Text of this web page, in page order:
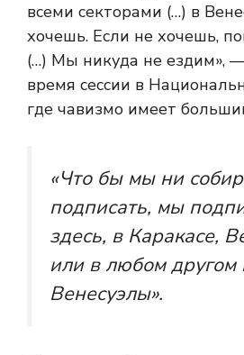
всеми секторами (…) в
хочешь. Если не хочешь,
(…) Мы никуда не ездим»,
время сессии в
где чавизмо имеет
«Что бы мы ни
подписать, мы
здесь, в Каракасе,
или в любом другом
Венесуэлы».